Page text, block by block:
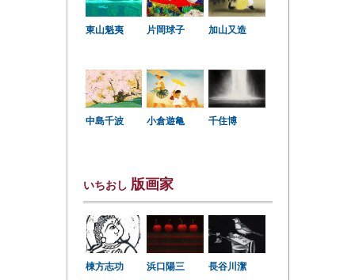
東山魁夷 片岡球子 加山又造
中島千波 小倉遊亀 千住博
いちおし 版画家
棟方志功 浜口陽三 長谷川潔